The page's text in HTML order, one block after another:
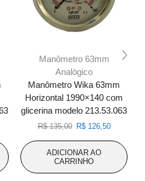
126,50.
Manômetro 63mm
Analógico
Manômetro Wika 63mm
Horizontal 1990×140 com
glicerina modelo 213.53.063
R$135,00 O
original
era:
R$126,50O
atual
R$
ADICIONAR AO
CARRINHO